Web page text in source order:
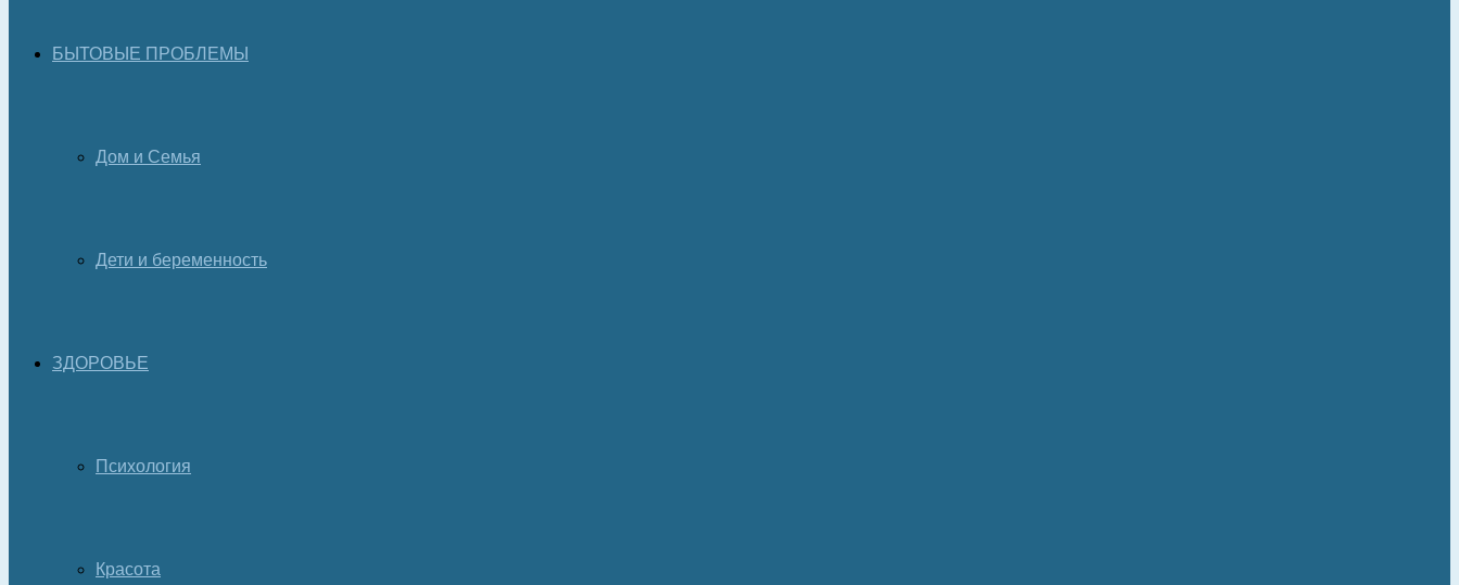
БЫТОВЫЕ ПРОБЛЕМЫ
Дом и Семья
Дети и беременность
ЗДОРОВЬЕ
Психология
Красота